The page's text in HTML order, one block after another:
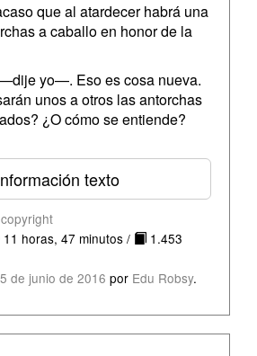
que al atardecer habrá una
a caballo en honor de la
yo—. Eso es cosa nueva.
unos a otros las antorchas
¿O cómo se entiende?
texto
11 horas, 47 minutos /
1.453
de junio de 2016 por Edu Robsy.